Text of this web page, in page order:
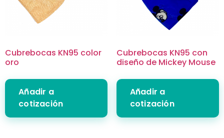
Cubrebocas KN95 color
oro
Añadir a
cotización
Cubrebocas KN95 con
diseño de Mickey Mouse
Añadir a
cotización